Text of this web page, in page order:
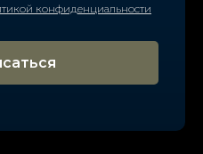
конфиденциальности